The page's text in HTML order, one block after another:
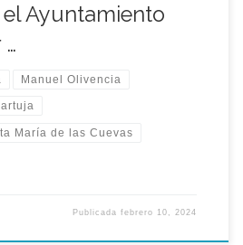
Ayuntamiento
Manuel Olivencia
María de las Cuevas
Publicadafebrero 10, 2024